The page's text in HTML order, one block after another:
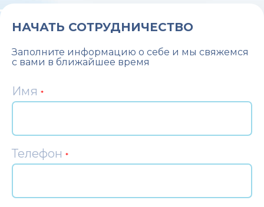
НАЧАТЬ СОТРУДНИЧЕСТВО
Заполните информацию о себе и мы свяжемся
с вами в ближайшее время
Имя *
Телефон *